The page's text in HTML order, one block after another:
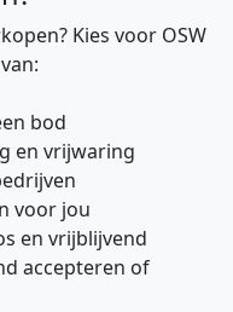
Kies voor OSW
bod
en vrijwaring
voor jou
en vrijblijvend
accepteren of